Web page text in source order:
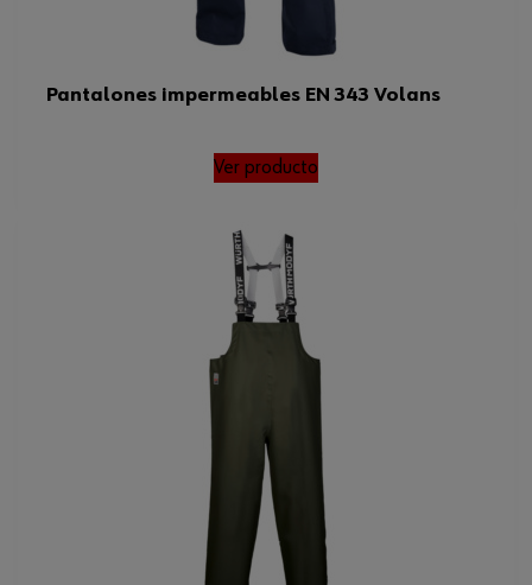
Pantalones impermeables EN 343 Volans
Ver producto